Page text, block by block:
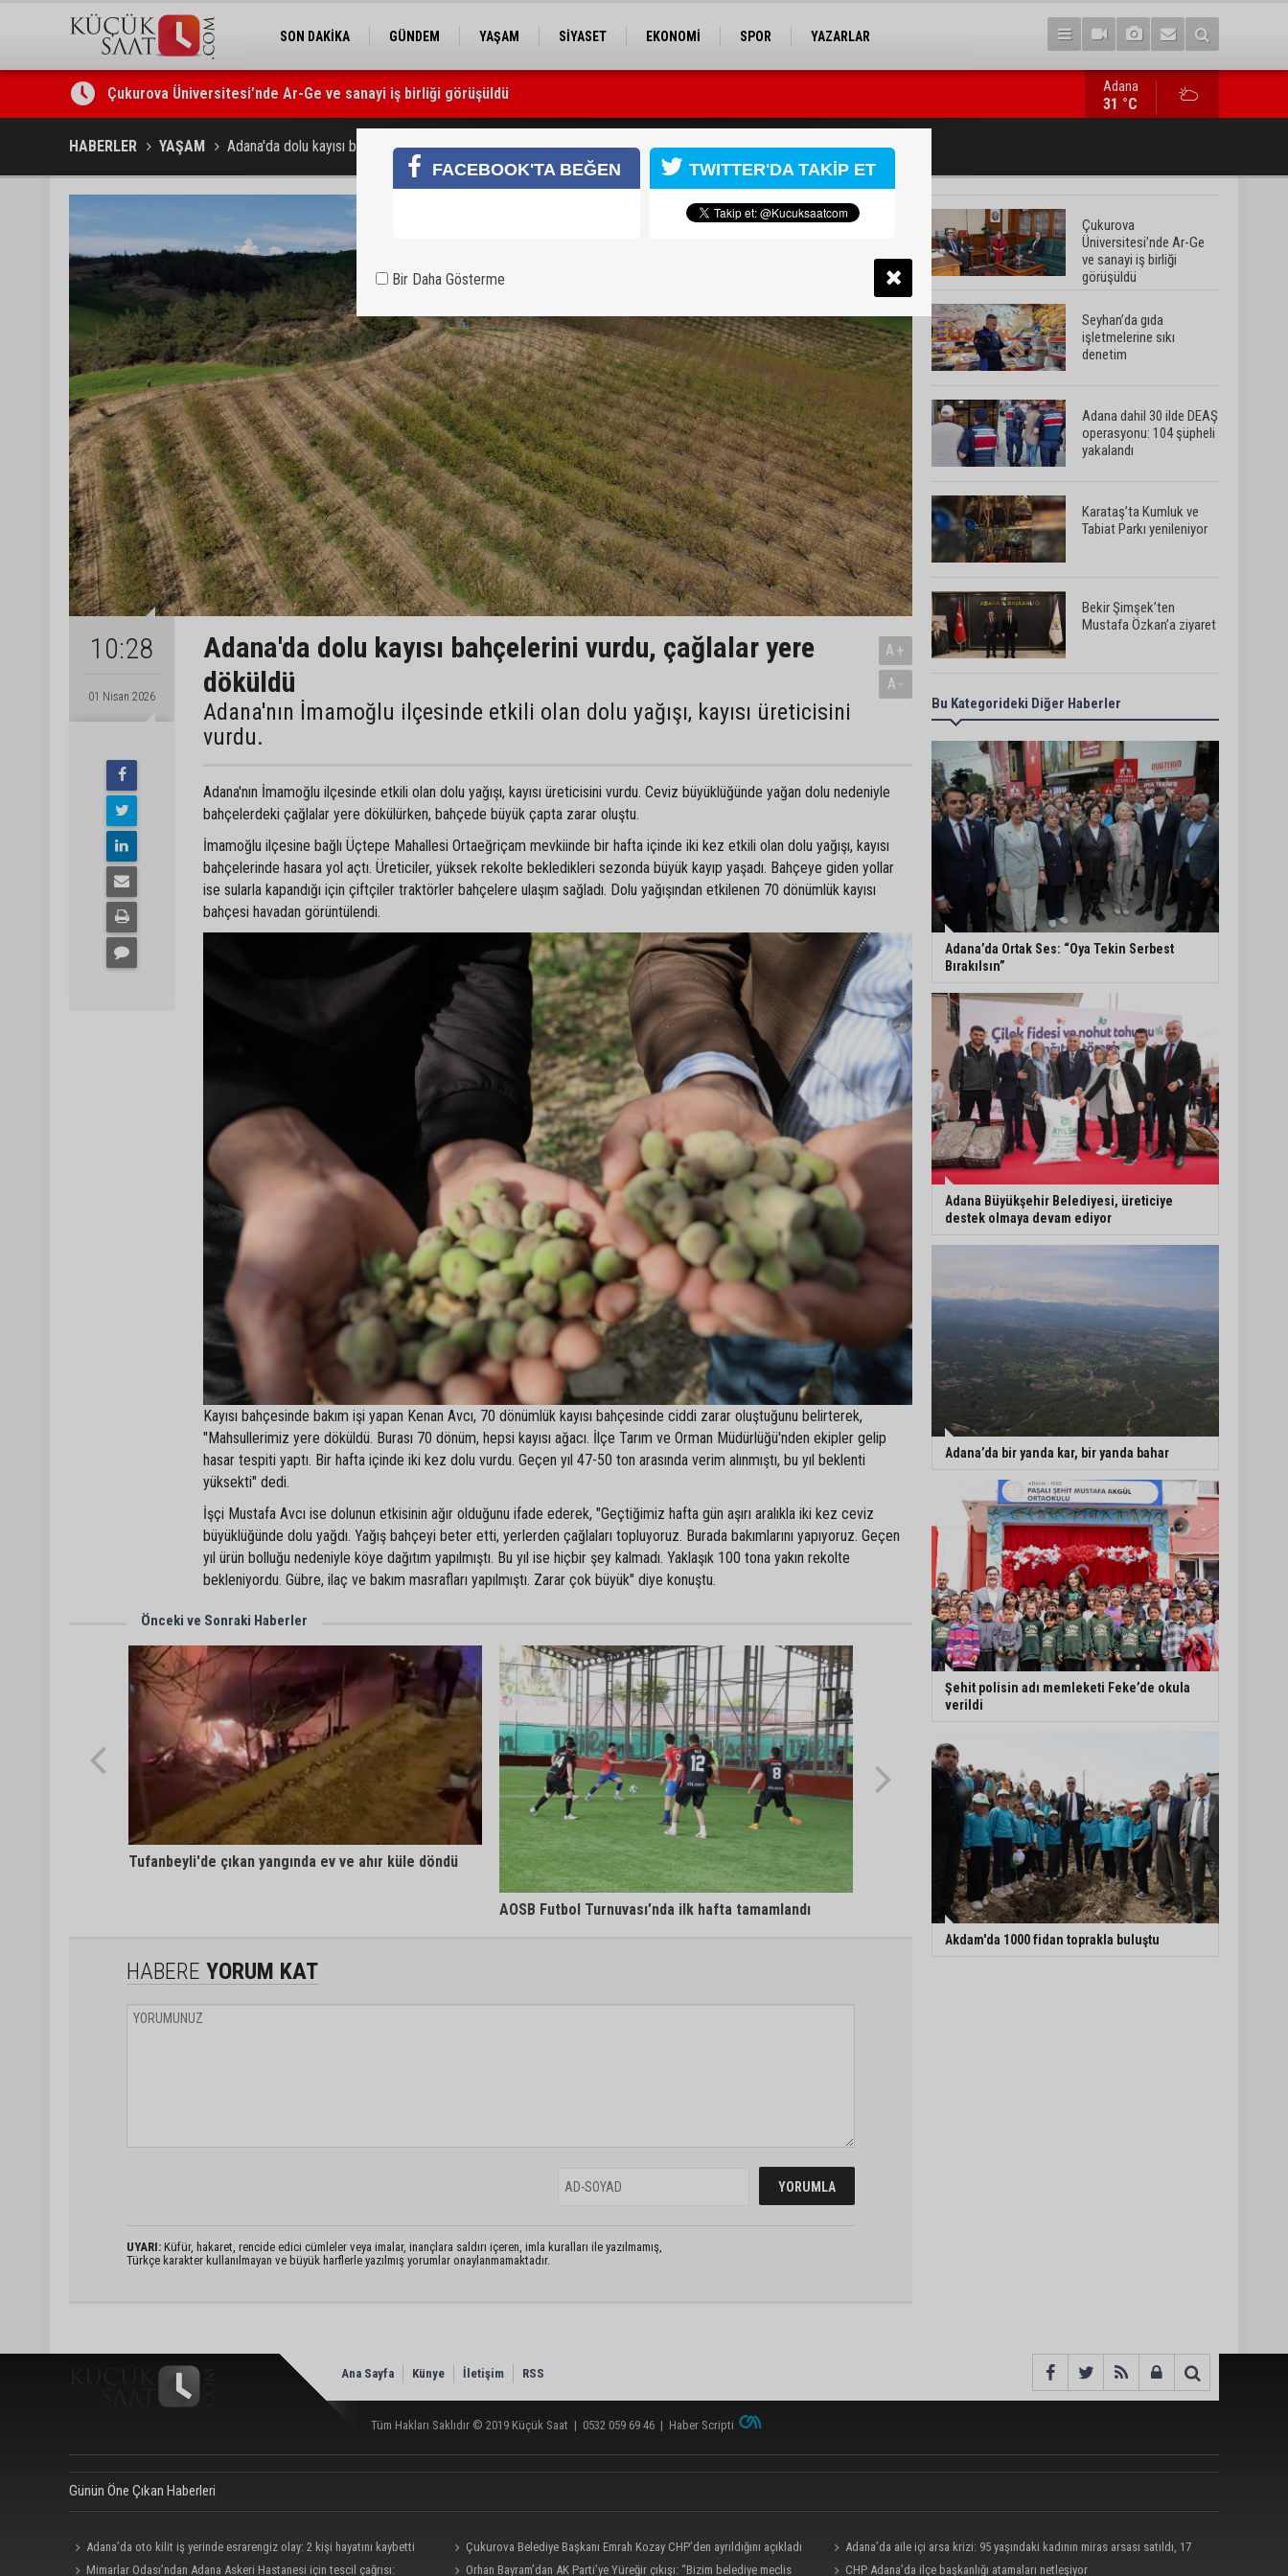
SON DAKİKA GÜNDEM YAŞAM SİYASET EKONOMİ SPOR YAZARLAR
Çukurova Üniversitesi’nde Ar-Ge ve sanayi iş birliği görüşüldü
Seyhan’da gıda işletmelerine sıkı denetim
Adana dahil 30 ilde DEAŞ operasyonu: 104 şüpheli yakalandı
Adana
31 °C
HABERLER YAŞAM Adana'da dolu kayısı bahçelerini vurdu, çağlalar yere döküldü
10:28
01 Nisan 2026
Adana'da dolu kayısı bahçelerini vurdu, çağlalar yere
döküldü
Adana'nın İmamoğlu ilçesinde etkili olan dolu yağışı, kayısı üreticisini
vurdu.
A+
A-
Adana'nın İmamoğlu ilçesinde etkili olan dolu yağışı, kayısı üreticisini vurdu. Ceviz büyüklüğünde yağan dolu nedeniyle
bahçelerdeki çağlalar yere dökülürken, bahçede büyük çapta zarar oluştu.
İmamoğlu ilçesine bağlı Üçtepe Mahallesi Ortaeğriçam mevkiinde bir hafta içinde iki kez etkili olan dolu yağışı, kayısı
bahçelerinde hasara yol açtı. Üreticiler, yüksek rekolte bekledikleri sezonda büyük kayıp yaşadı. Bahçeye giden yollar
ise sularla kapandığı için çiftçiler traktörler bahçelere ulaşım sağladı. Dolu yağışından etkilenen 70 dönümlük kayısı
bahçesi havadan görüntülendi.
Kayısı bahçesinde bakım işi yapan Kenan Avcı, 70 dönümlük kayısı bahçesinde ciddi zarar oluştuğunu belirterek,
"Mahsullerimiz yere döküldü. Burası 70 dönüm, hepsi kayısı ağacı. İlçe Tarım ve Orman Müdürlüğü'nden ekipler gelip
hasar tespiti yaptı. Bir hafta içinde iki kez dolu vurdu. Geçen yıl 47-50 ton arasında verim alınmıştı, bu yıl beklenti
yüksekti" dedi.
İşçi Mustafa Avcı ise dolunun etkisinin ağır olduğunu ifade ederek, "Geçtiğimiz hafta gün aşırı aralıkla iki kez ceviz
büyüklüğünde dolu yağdı. Yağış bahçeyi beter etti, yerlerden çağlaları topluyoruz. Burada bakımlarını yapıyoruz. Geçen
yıl ürün bolluğu nedeniyle köye dağıtım yapılmıştı. Bu yıl ise hiçbir şey kalmadı. Yaklaşık 100 tona yakın rekolte
bekleniyordu. Gübre, ilaç ve bakım masrafları yapılmıştı. Zarar çok büyük" diye konuştu.
Önceki ve Sonraki Haberler
Tufanbeyli'de çıkan yangında ev ve ahır küle döndü
AOSB Futbol Turnuvası’nda ilk hafta tamamlandı
HABERE YORUM KAT
UYARI: Küfür, hakaret, rencide edici cümleler veya imalar, inançlara saldırı içeren, imla kuralları ile yazılmamış,
Türkçe karakter kullanılmayan ve büyük harflerle yazılmış yorumlar onaylanmamaktadır.
Çukurova
Üniversitesi’nde Ar-Ge
ve sanayi iş birliği
görüşüldü
Seyhan’da gıda
işletmelerine sıkı
denetim
Adana dahil 30 ilde DEAŞ
operasyonu: 104 şüpheli
yakalandı
Karataş’ta Kumluk ve
Tabiat Parkı yenileniyor
Bekir Şimşek’ten
Mustafa Özkan’a ziyaret
Ceyhan’da asfalt
çalışmaları sürüyor
Ceyhan’da açık hava
sineması keyfi iki farklı
parkta devam ediyor
5. Yunusoğlu Futbol
Turnuvası’nda final
heyecanı
Ceyhan’da Necdet
Sevinç Parkı’nda bakım
çalışması
Orhan Bayram’dan AK
Parti’ye Yüreğir çıkışı:
“Bizim belediye meclis
üyelerimize ne yaptınız?
Siz önce onu anlatın”
Bu Kategorideki Diğer Haberler
Adana’da Ortak Ses: “Oya Tekin Serbest
Bırakılsın”
Adana Büyükşehir Belediyesi, üreticiye
destek olmaya devam ediyor
Adana’da bir yanda kar, bir yanda bahar
Şehit polisin adı memleketi Feke’de okula
verildi
Akdam'da 1000 fidan toprakla buluştu
Ana Sayfa Künye İletişim RSS
Tüm Hakları Saklıdır © 2019 Küçük Saat | 0532 059 69 46 | Haber Scripti
Günün Öne Çıkan Haberleri
Adana’da oto kilit iş yerinde esrarengiz olay: 2 kişi hayatını kaybetti Çukurova Belediye Başkanı Emrah Kozay CHP’den ayrıldığını açıkladı
Adana’da aile içi arsa krizi: 95 yaşındaki kadının miras arsası satıldı, 17
milyonun 13 milyonu harcandı
Mimarlar Odası’ndan Adana Askeri Hastanesi için tescil çağrısı: Orhan Bayram’dan AK Parti’ye Yüreğir çıkışı: “Bizim belediye meclis CHP Adana’da ilçe başkanlığı atamaları netleşiyor
FACEBOOK'TA BEĞEN TWITTER'DA TAKİP ET
Bir Daha Gösterme